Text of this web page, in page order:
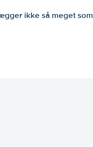
ikke så meget som